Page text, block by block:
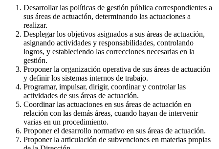
Desarrollar las políticas de gestión pública correspondientes a
sus áreas de actuación, determinando las actuaciones a
realizar.
Desplegar los objetivos asignados a sus áreas de actuación,
asignando actividades y responsabilidades, controlando
logros, y estableciendo las correcciones necesarias en la
gestión.
Proponer la organización operativa de sus áreas de actuación
y definir los sistemas internos de trabajo.
Programar, impulsar, dirigir, coordinar y controlar las
actividades de sus áreas de actuación.
Coordinar las actuaciones en sus áreas de actuación en
relación con las demás áreas, cuando hayan de intervenir
varias en un procedimiento.
Proponer el desarrollo normativo en sus áreas de actuación.
Proponer la articulación de subvenciones en materias propias